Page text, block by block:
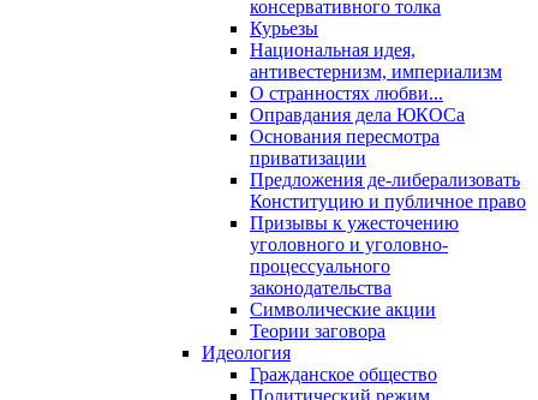
консервативного толка
Курьезы
Национальная идея,
антивестернизм, империализм
О странностях любви...
Оправдания дела ЮКОСа
Основания пересмотра
приватизации
Предложения де-либерализовать
Конституцию и публичное право
Призывы к ужесточению
уголовного и уголовно-
процессуального
законодательства
Символические акции
Теории заговора
Идеология
Гражданское общество